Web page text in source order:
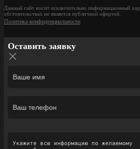
Данный сайт носит исключительно информационный
обстоятельствах не является публичной офертой.
Политика конфиденциальности
Оставить заявку